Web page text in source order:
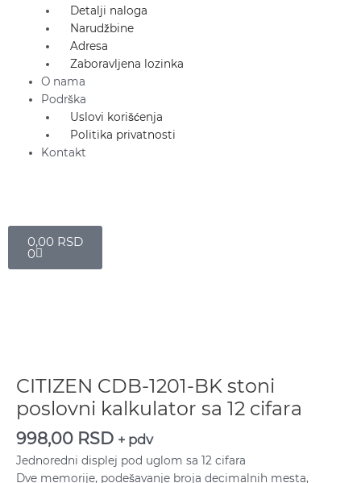
Detalji naloga
Narudžbine
Adresa
Zaboravljena lozinka
O nama
Podrška
Uslovi korišćenja
Politika privatnosti
Kontakt
0,00 RSD
0
CITIZEN CDB-1201-BK stoni
poslovni kalkulator sa 12 cifara
998,00 RSD + pdv
Jednoredni displej pod uglom sa 12 cifara
Dve memorije, podešavanje broja decimalnih mesta,
BK
stoni
poslovni
kalkulator
12